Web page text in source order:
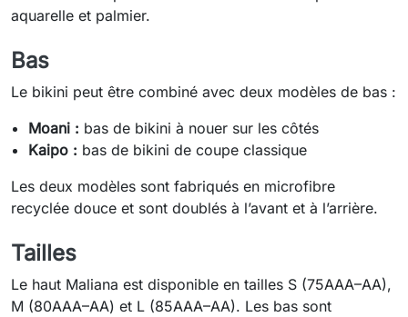
aquarelle et palmier.
Bas
Le bikini peut être combiné avec deux modèles de bas :
Moani : bas de bikini à nouer sur les côtés
Kaipo : bas de bikini de coupe classique
Les deux modèles sont fabriqués en microfibre
recyclée douce et sont doublés à l’avant et à l’arrière.
Tailles
Le haut Maliana est disponible en tailles S (75AAA–AA),
M (80AAA–AA) et L (85AAA–AA). Les bas sont